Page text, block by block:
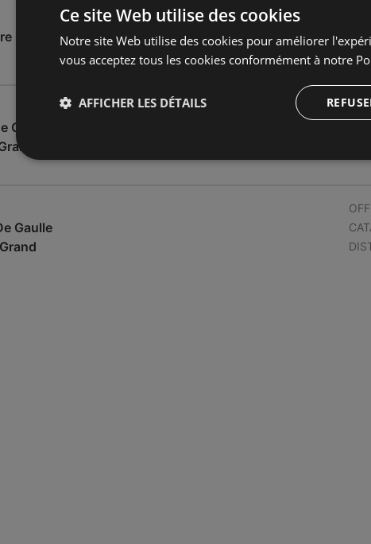
Centre Commercial Jeu de Paume
Gaulle
Gaulle
Ce site Web utilise des cookies
Notre site Web utilise des cookies pour améliorer
vous acceptez tous les cookies conformément à notre
AFFICHER LES DÉTAILS